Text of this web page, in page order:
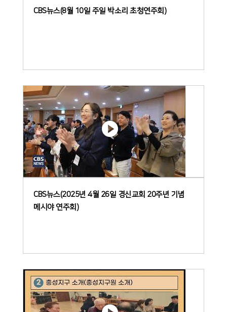
CBS뉴스(8월 10일 주일 박소리 초청연주회)
CBS뉴스(2025년 4월 26일 경신교회 20주년 기념
메시야 연주회)